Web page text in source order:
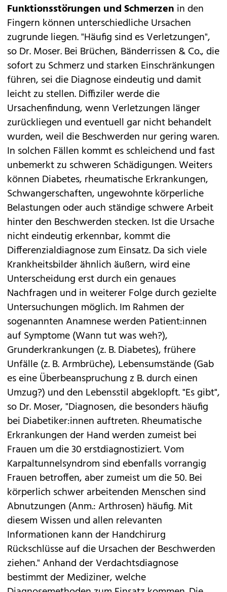
Funktionsstörungen und Schmerzen in den
Fingern können unterschiedliche Ursachen
zugrunde liegen. "Häufig sind es Verletzungen",
so Dr. Moser. Bei Brüchen, Bänderrissen & Co., die
sofort zu Schmerz und starken Einschränkungen
führen, sei die Diagnose eindeutig und damit
leicht zu stellen. Diffiziler werde die
Ursachenfindung, wenn Verletzungen länger
zurückliegen und eventuell gar nicht behandelt
wurden, weil die Beschwerden nur gering waren.
In solchen Fällen kommt es schleichend und fast
unbemerkt zu schweren Schädigungen. Weiters
können Diabetes, rheumatische Erkrankungen,
Schwangerschaften, ungewohnte körperliche
Belastungen oder auch ständige schwere Arbeit
hinter den Beschwerden stecken. Ist die Ursache
nicht eindeutig erkennbar, kommt die
Differenzialdiagnose zum Einsatz. Da sich viele
Krankheitsbilder ähnlich äußern, wird eine
Unterscheidung erst durch ein genaues
Nachfragen und in weiterer Folge durch gezielte
Untersuchungen möglich. Im Rahmen der
sogenannten Anamnese werden Patient:innen
auf Symptome (Wann tut was weh?),
Grunderkrankungen (z. B. Diabetes), frühere
Unfälle (z. B. Armbrüche), Lebensumstände (Gab
es eine Überbeanspruchung z B. durch einen
Umzug?) und den Lebensstil abgeklopft. "Es gibt",
so Dr. Moser, "Diagnosen, die besonders häufig
bei Diabetiker:innen auftreten. Rheumatische
Erkrankungen der Hand werden zumeist bei
Frauen um die 30 erstdiagnostiziert. Vom
Karpaltunnelsyndrom sind ebenfalls vorrangig
Frauen betroffen, aber zumeist um die 50. Bei
körperlich schwer arbeitenden Menschen sind
Abnutzungen (Anm.: Arthrosen) häufig. Mit
diesem Wissen und allen relevanten
Informationen kann der Handchirurg
Rückschlüsse auf die Ursachen der Beschwerden
ziehen." Anhand der Verdachtsdiagnose
bestimmt der Mediziner, welche